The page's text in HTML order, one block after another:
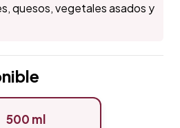
quesos, vegetales asados y
500 ml